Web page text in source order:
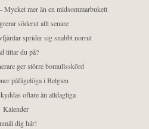
Mycket mer än en midsommarbukett
söderut allt senare
sprider sig snabbt norrut
tittar du på?
ger större bomullsskörd
påfågelöga i Belgien
oftare än alldagliga
Kalender
dig här!